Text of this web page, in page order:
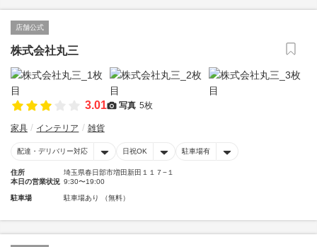
店舗公式
株式会社丸三
3.01 写真 5枚
家具 インテリア 雑貨
配達・デリバリー対応 日祝OK 駐車場有
住所
埼玉県春日部市増田新田１１７−１
本日の営業状況 9:30〜19:00
駐車場 駐車場あり （無料）